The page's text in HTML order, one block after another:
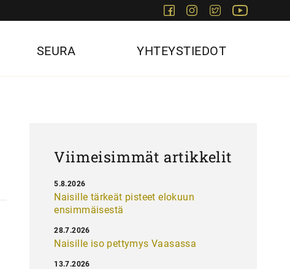
FacebookInstagram
Twitter
SEURA YHTEYSTIEDOT
Viimeisimmät artikkelit
Naisille tärkeät pisteet elokuun
ensimmäisestä
5.8.2026
Naisille iso pettymys Vaasassa
28.7.2026
13.7.2026